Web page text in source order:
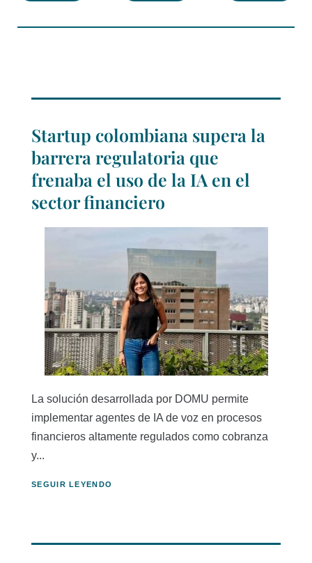
Startup colombiana supera la
barrera regulatoria que
frenaba el uso de la IA en el
sector financiero
La solución desarrollada por DOMU permite
implementar agentes de IA de voz en procesos
financieros altamente regulados como cobranza
y...
SEGUIR LEYENDO